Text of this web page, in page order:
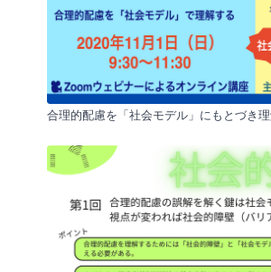
合理的配慮を「社会モデル」にもとづき